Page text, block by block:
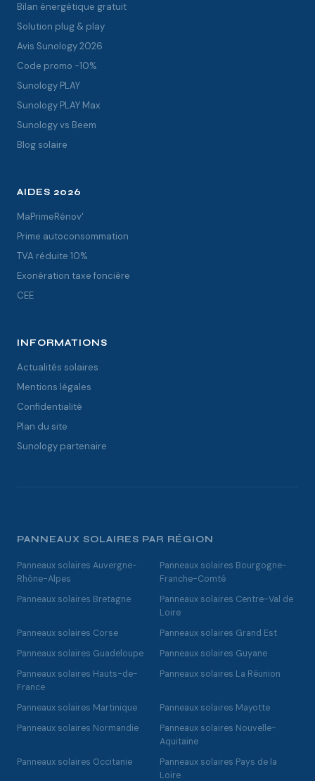
Bilan énergétique gratuit
Solution plug & play
Avis Sunology 2026
Code promo -10%
Sunology PLAY
Sunology PLAY Max
Sunology vs Beem
Blog solaire
AIDES 2026
MaPrimeRénov'
Prime autoconsommation
TVA réduite 10%
Exonération taxe foncière
CEE
INFORMATIONS
Actualités solaires
Mentions légales
Confidentialité
Plan du site
Sunology partenaire
PANNEAUX SOLAIRES PAR RÉGION
Panneaux solaires Auvergne-
Rhône-Alpes
Panneaux solaires Bourgogne-
Franche-Comté
Panneaux solaires Bretagne
Panneaux solaires Centre-Val de
Loire
Panneaux solaires Corse
Panneaux solaires Grand Est
Panneaux solaires Guadeloupe
Panneaux solaires Guyane
Panneaux solaires Hauts-de-
France
Panneaux solaires La Réunion
Panneaux solaires Martinique
Panneaux solaires Mayotte
Panneaux solaires Normandie
Panneaux solaires Nouvelle-
Aquitaine
Panneaux solaires Occitanie
Panneaux solaires Pays de la
Loire